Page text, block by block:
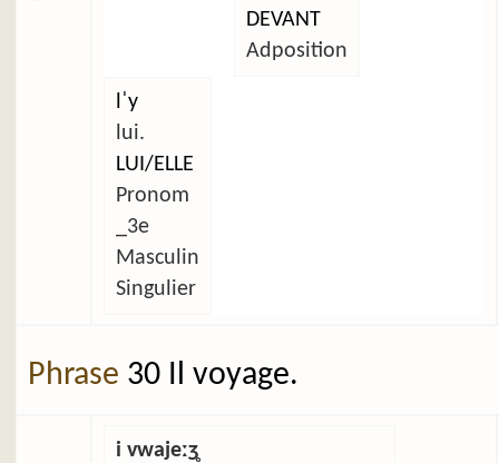
DEVANT
Adposition
lˈy
lui.
LUI/ELLE
Pronom
_3e
Masculin
Singulier
Phrase 30 Il voyage.
i vwajeːʒ̥